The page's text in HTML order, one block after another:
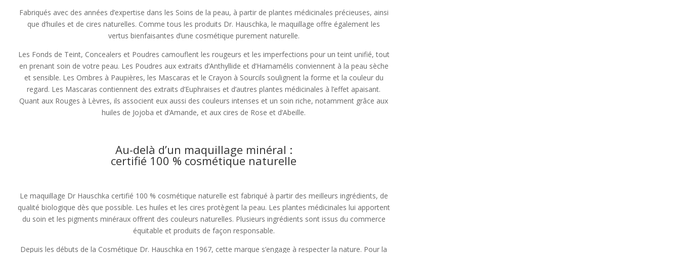
Fabriqués avec des années d’expertise dans les Soins de la peau, à partir de plantes médicinales précieuses, ainsi
que d’huiles et de cires naturelles. Comme tous les produits Dr. Hauschka, le maquillage offre également les
vertus bienfaisantes d’une cosmétique purement naturelle.
Les Fonds de Teint, Concealers et Poudres camouflent les rougeurs et les imperfections pour un teint unifié, tout
en prenant soin de votre peau. Les Poudres aux extraits d’Anthyllide et d’Hamamélis conviennent à la peau sèche
et sensible. Les Ombres à Paupières, les Mascaras et le Crayon à Sourcils soulignent la forme et la couleur du
regard. Les Mascaras contiennent des extraits d’Euphraises et d’autres plantes médicinales à l’effet apaisant.
Quant aux Rouges à Lèvres, ils associent eux aussi des couleurs intenses et un soin riche, notamment grâce aux
huiles de Jojoba et d’Amande, et aux cires de Rose et d’Abeille.
Au-delà d’un maquillage minéral :
certifié 100 % cosmétique naturelle
Le maquillage Dr Hauschka certifié 100 % cosmétique naturelle est fabriqué à partir des meilleurs ingrédients, de
qualité biologique dès que possible. Les huiles et les cires protègent la peau. Les plantes médicinales lui apportent
du soin et les pigments minéraux offrent des couleurs naturelles. Plusieurs ingrédients sont issus du commerce
équitable et produits de façon responsable.
Depuis les débuts de la Cosmétique Dr. Hauschka en 1967, cette marque s’engage à respecter la nature. Pour la